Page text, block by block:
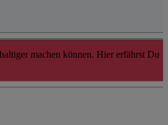
machen können. Hier erfährst Du